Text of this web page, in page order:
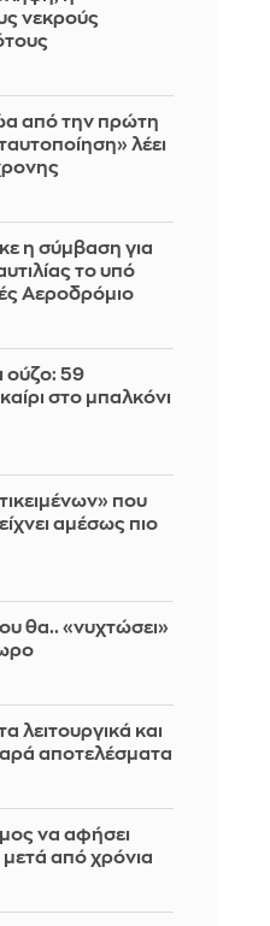
νεκρούς
από την πρώτη
λέει
η σύμβαση για
το υπό
Αεροδρόμιο
ούζο: 59
στο μπαλκόνι
που
αμέσως πιο
θα.. «νυχτώσει»
λειτουργικά και
αποτελέσματα
να αφήσει
από χρόνια